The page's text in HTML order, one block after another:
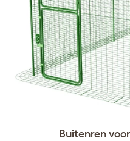
Buitenren